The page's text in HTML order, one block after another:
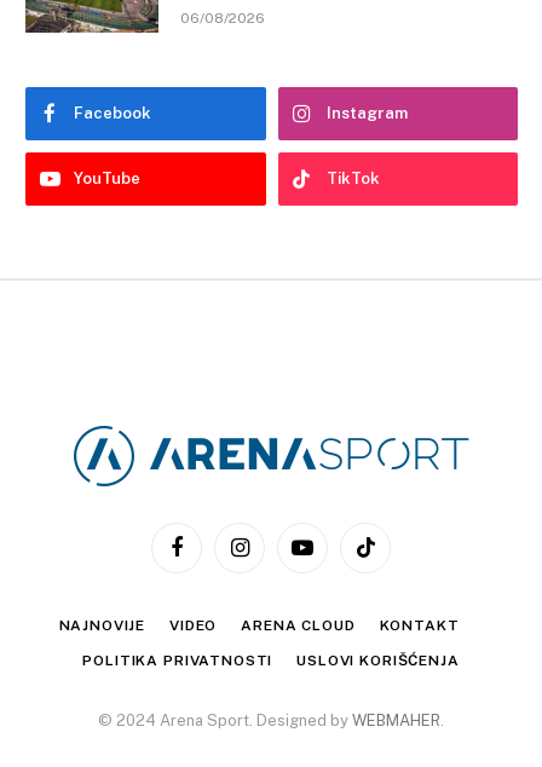
06/08/2026
Facebook Instagram
YouTube TikTok
FacebookInstagramYouTubeTikTok
NAJNOVIJE VIDEO ARENA CLOUD KONTAKT
POLITIKA PRIVATNOSTI USLOVI KORIŠĆENJA
© 2024 Arena Sport. Designed by WEBMAHER.